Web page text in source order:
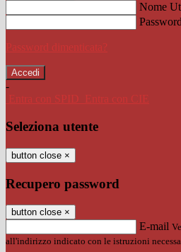
Nome
Password dimenticata?
-
Entra con SPID
Entra con CIE
Seleziona utente
button close ×
Recupero password
button close ×
E-mail
all'indirizzo indicato con le istruzioni